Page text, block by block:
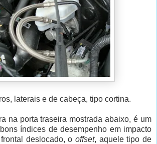
laterais e de cabeça, tipo cortina.
na porta traseira mostrada abaixo, é um
índices de desempenho em impacto
deslocado, o offset, aquele tipo de